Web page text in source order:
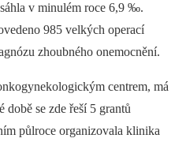
v minulém roce 6,9 ‰.
985 velkých operací
zhoubného onemocnění.
centrem, má
se zde řeší 5 grantů
půlroce organizovala klinika